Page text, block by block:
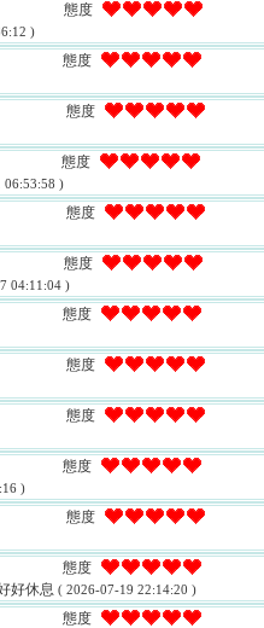
態度
)
態度
態度
態度
06:53:58 )
態度
態度
04:11:04 )
態度
態度
態度
態度
)
態度
態度
好休息 ( 2026-07-19 22:14:20 )
態度